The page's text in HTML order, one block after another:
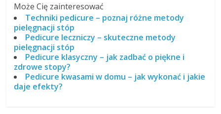
Może Cię zainteresować
Techniki pedicure – poznaj różne metody
pielęgnacji stóp
Pedicure leczniczy – skuteczne metody
pielęgnacji stóp
Pedicure klasyczny – jak zadbać o piękne i
zdrowe stopy?
Pedicure kwasami w domu – jak wykonać i jakie
daje efekty?